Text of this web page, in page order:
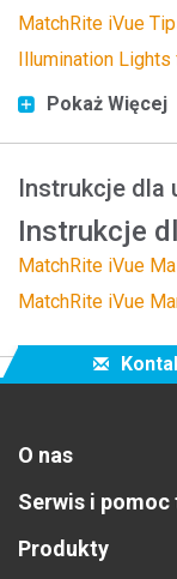
MatchRite iVue
Illumination Lights
Pokaż Więcej
Instrukcje dla
Instrukcje
MatchRite iVue
MatchRite iVue
O nas
Serwis i
Produkty